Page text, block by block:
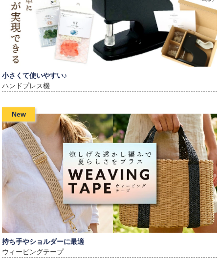
小さくて使いやすい♪
ハンドプレス機
New
持ち手やショルダーに最適
ウィービングテープ